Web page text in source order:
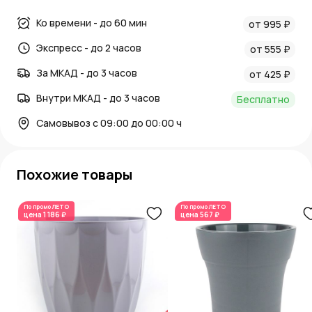
Ко времени - до 60 мин
от 995 ₽
Экспресс - до 2 часов
от 555 ₽
За МКАД - до 3 часов
от 425 ₽
Внутри МКАД - до 3 часов
Бесплатно
Самовывоз с 09:00 до 00:00 ч
Похожие товары
По промоЛЕТО
цена 1 186 ₽
По промоЛЕТО
цена 567 ₽